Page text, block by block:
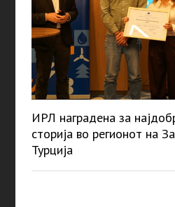
ИРЛ наградена за
сторија во регионот на
Турција